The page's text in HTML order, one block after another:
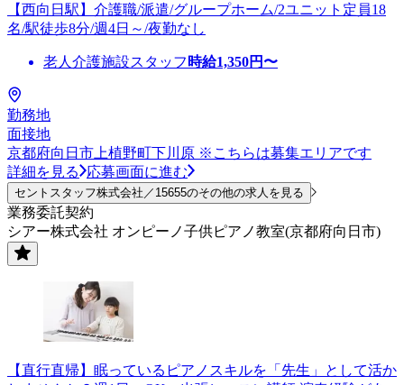
【西向日駅】介護職/派遣/グループホーム/2ユニット定員18
名/駅徒歩8分/週4日～/夜勤なし
老人介護施設スタッフ 時給1,350円〜
勤務地
面接地
京都府向日市上植野町下川原 ※こちらは募集エリアです
詳細を見る
応募画面に進む
セントスタッフ株式会社／15655のその他の求人を見る
業務委託契約
シアー株式会社 オンピーノ子供ピアノ教室(京都府向日市)
【直行直帰】眠っているピアノスキルを「先生」として活か